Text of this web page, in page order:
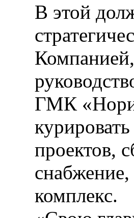
В этой
ГМК
проектов,
комплекс.